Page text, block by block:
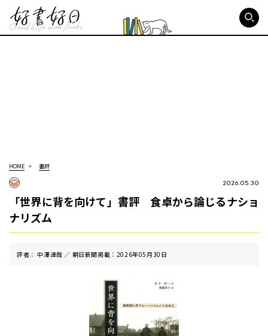
HOME 書評
2026.05.30
「世界に背を向けて」書評 食卓から論じるナショ
ナリズム
評者： 中澤達哉 ／ 朝⽇新聞掲載：2026年05月30日